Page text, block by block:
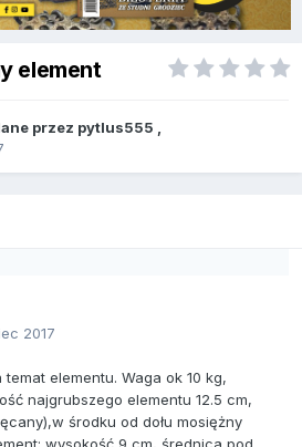
element
przez pytlus555
2017
elementu. Waga ok 10 kg,
najgrubszego elementu 12.5 cm,
środku od dołu mosiężny